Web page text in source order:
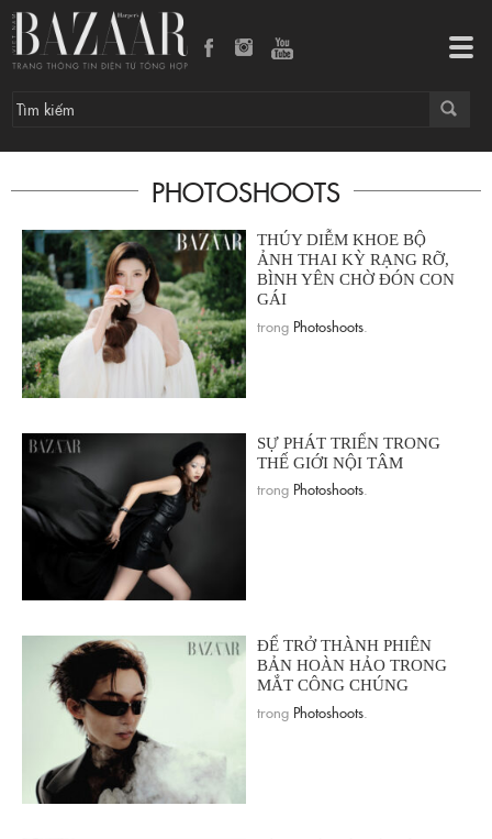
PHOTOSHOOTS
THÚY DIỄM KHOE BỘ
ẢNH THAI KỲ RẠNG RỠ,
BÌNH YÊN CHỜ ĐÓN CON
GÁI
trong Photoshoots
SỰ PHÁT TRIỂN TRONG
THẾ GIỚI NỘI TÂM
trong Photoshoots
ĐỂ TRỞ THÀNH PHIÊN
BẢN HOÀN HẢO TRONG
MẮT CÔNG CHÚNG
trong Photoshoots